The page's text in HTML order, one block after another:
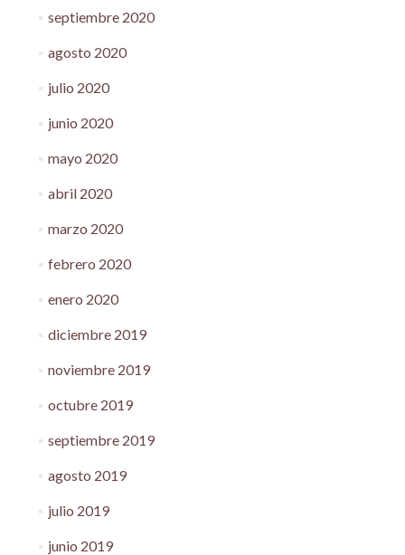
septiembre 2020
agosto 2020
julio 2020
junio 2020
mayo 2020
abril 2020
marzo 2020
febrero 2020
enero 2020
diciembre 2019
noviembre 2019
octubre 2019
septiembre 2019
agosto 2019
julio 2019
junio 2019